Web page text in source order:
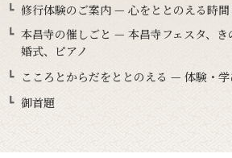
修行体験のご案内 — 心をととのえる時間
本昌寺の催しごと — 本昌寺フェスタ、
婚式、ピアノ
こころとからだをととのえる — 体験・
御首題